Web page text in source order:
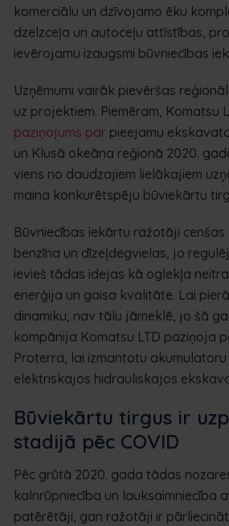
komerciālu un dzīvojamo ēku
dzelzceļa un autoceļu attīstības,
ievērojamu izaugsmi būvniecības
Uzņēmumi vairāk pievēršas
uz projektiem. Piemēram, Komatsu
paziņojums par pieejamu
un Klusā okeāna reģionā 2020.
viens no daudzajiem lielākajiem
maina konkurētspēju būviekārtu
Būvniecības iekārtu ražotāji
benzīna un dīzeļdegvielas, jo
ievieš tādas idejas kā oglekļa
enerģija un gaisa kvalitāte. Lai
dinamiku, nav tālu jāmeklē, jo šā
kompānija Komatsu LTD paziņoja
Proterra, lai izmantotu
elektriskajos hidrauliskajos
Būviekārtu tirgus ir
stadijā pēc COVID
Pēc grūtā 2020. gada tādas
kalnrūpniecība un lauksaimniecība
patērētāji, gan ražotāji ir